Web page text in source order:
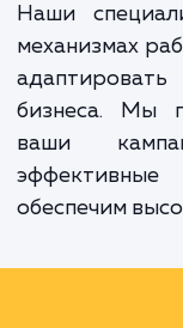
видимость
работы с
механизмах